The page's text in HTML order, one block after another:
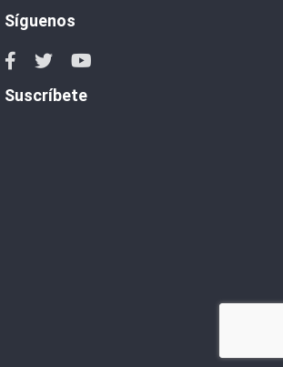
Síguenos
Suscríbete